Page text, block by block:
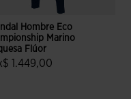
Hombre Eco
Marino
Flúor
1.449,00